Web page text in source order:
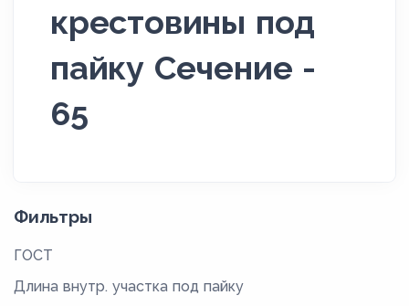
крестовины под
пайку Сечение -
65
Фильтры
ГОСТ
Длина внутр. участка под пайку